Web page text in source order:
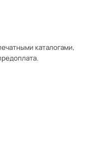
каталогами,